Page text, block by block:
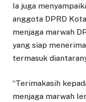
Ia juga
anggota DPRD
menjaga marwah
yang siap
termasuk
“Terimakasih
menjaga marwah